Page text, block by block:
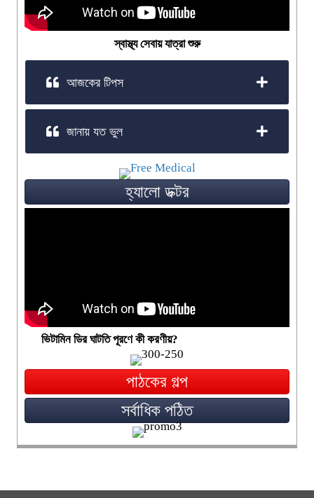
স্বাস্থ্য সেবায় যাত্রা শুরু
আজকের টিপস
জানায় যত ভুল
হ্যালো ডক্টর
ভিটামিন ডির ঘাটতি পূরণে কী করণীয়?
পাঠকের গল্প
সর্বাধিক পঠিত